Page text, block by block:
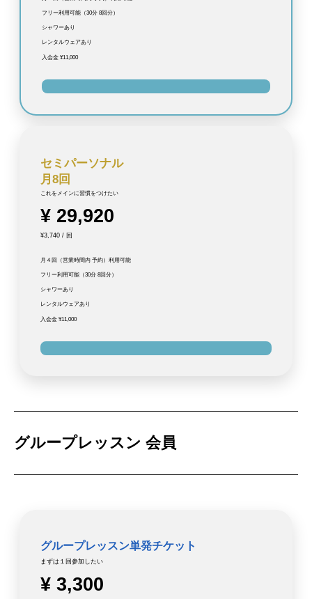
フリー利用可能（30分 8回分）
シャワーあり
レンタルウェアあり
入会金 ¥11,000
セミパーソナル
月8回
これをメインに習慣をつけたい
¥ 29,920
¥3,740 / 回
月４回（営業時間内 予約）利用可能
フリー利用可能（30分 8回分）
シャワーあり
レンタルウェアあり
入会金 ¥11,000
グループレッスン 会員
グループレッスン単発チケット
まずは１回参加したい
¥ 3,300